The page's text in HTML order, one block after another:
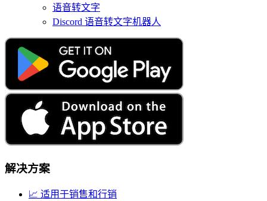
语音转文字
Discord 语音转文字机器人
解决方案
📈 适用于销售和行销